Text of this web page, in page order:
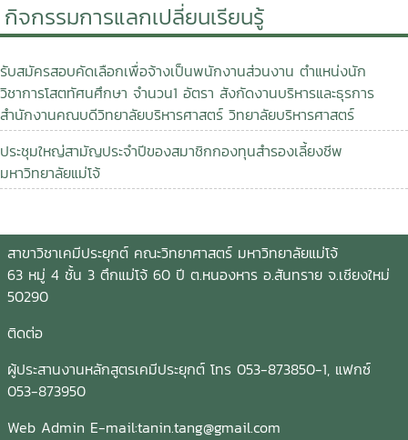
กิจกรรมการแลกเปลี่ยนเรียนรู้
รับสมัครสอบคัดเลือกเพื่อจ้างเป็นพนักงานส่วนงาน ตำแหน่งนัก
วิชาการโสตทัศนศึกษา จำนวน1 อัตรา สังกัดงานบริหารและธุรการ
สำนักงานคณบดีวิทยาลัยบริหารศาสตร์ วิทยาลัยบริหารศาสตร์
ประชุมใหญ่สามัญประจำปีของสมาชิกกองทุนสำรองเลี้ยงชีพ
มหาวิทยาลัยแม่โจ้
สาขาวิชาเคมีประยุกต์ คณะวิทยาศาสตร์ มหาวิทยาลัยแม่โจ้
63 หมู่ 4 ชั้น 3 ตึกแม่โจ้ 60 ปี ต.หนองหาร อ.สันทราย จ.เชียงใหม่
50290
ติดต่อ
ผู้ประสานงานหลักสูตรเคมีประยุกต์ โทร 053-873850-1, แฟกซ์
053-873950
Web Admin E-mail:tanin.tang@gmail.com